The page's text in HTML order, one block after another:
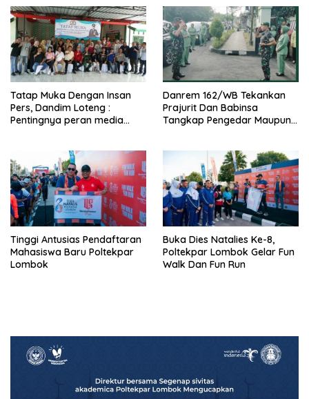
Tatap Muka Dengan Insan
Pers, Dandim Loteng :
Pentingnya peran media
obyektif
Danrem 162/WB Tekankan
Prajurit Dan Babinsa
Tangkap Pengedar Maupun
Tinggi Antusias Pendaftaran
Mahasiswa Baru Poltekpar
Lombok
Buka Dies Natalies Ke-8,
Poltekpar Lombok Gelar Fun
Walk Dan Fun Run